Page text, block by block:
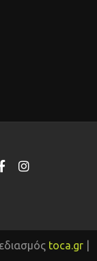
toca.gr